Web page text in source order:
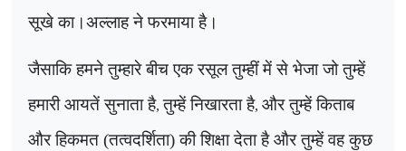
सूखे का।अल्लाह ने फरमाया है।
जैसाकि हमने तुम्हारे बीच एक रसूल तुम्हीं में से भेजा जो तुम्हें
हमारी आयतें सुनाता है,तुम्हें निखारता है, और तुम्हें किताब
और हिकमत (तत्वदर्शिता) की शिक्षा देता है और तुम्हें वह कुछ